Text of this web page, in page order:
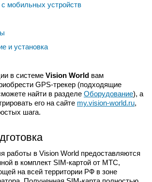
мобильных устройств
и установка
в системе Vision World вам
GPS-трекер (подходящие
найти в разделе Оборудование), а
его на сайте my.vision-world.ru,
шага.
работы в Vision World предоставляются
в комплект SIM-картой от МТС,
на всей территории РФ в зоне